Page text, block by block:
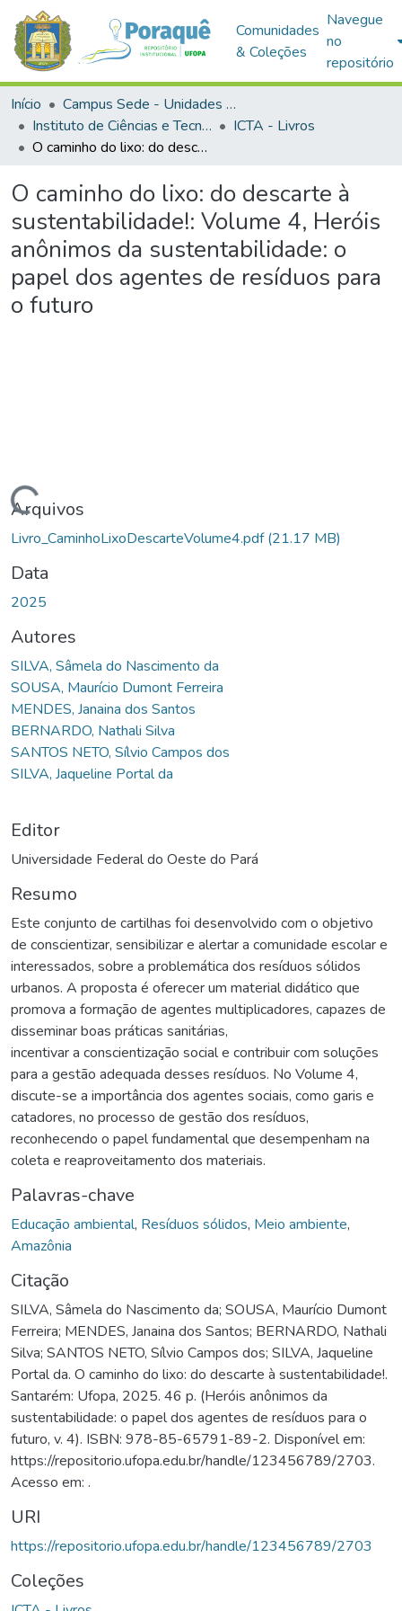
Comunidades
& Coleções
Navegue
no
repositório
Início
Campus Sede - Unidades Acadêmicas
Instituto de Ciências e Tecnologia das Águas
ICTA - Livros
O caminho do lixo: do descarte à sustentabilidade!: Volume 4, Heróis anônimos da sustentabilidade: o papel dos agentes de resíduos para o futuro
O caminho do lixo: do descarte à
sustentabilidade!: Volume 4, Heróis
anônimos da sustentabilidade: o
papel dos agentes de resíduos para
o futuro
Carregando...
Arquivos
Livro_CaminhoLixoDescarteVolume4.pdf(21.17 MB)
Data
2025
Autores
SILVA, Sâmela do Nascimento da
SOUSA, Maurício Dumont Ferreira
MENDES, Janaina dos Santos
BERNARDO, Nathali Silva
SANTOS NETO, Sílvio Campos dos
SILVA, Jaqueline Portal da
Editor
Universidade Federal do Oeste do Pará
Resumo
Este conjunto de cartilhas foi desenvolvido com o objetivo
de conscientizar, sensibilizar e alertar a comunidade escolar e
interessados, sobre a problemática dos resíduos sólidos
urbanos. A proposta é oferecer um material didático que
promova a formação de agentes multiplicadores, capazes de
disseminar boas práticas sanitárias,
incentivar a conscientização social e contribuir com soluções
para a gestão adequada desses resíduos. No Volume 4,
discute-se a importância dos agentes sociais, como garis e
catadores, no processo de gestão dos resíduos,
reconhecendo o papel fundamental que desempenham na
coleta e reaproveitamento dos materiais.
Palavras-chave
Educação ambiental, Resíduos sólidos, Meio ambiente,
Amazônia
Citação
SILVA, Sâmela do Nascimento da; SOUSA, Maurício Dumont
Ferreira; MENDES, Janaina dos Santos; BERNARDO, Nathali
Silva; SANTOS NETO, Sílvio Campos dos; SILVA, Jaqueline
Portal da. O caminho do lixo: do descarte à sustentabilidade!.
Santarém: Ufopa, 2025. 46 p. (Heróis anônimos da
sustentabilidade: o papel dos agentes de resíduos para o
futuro, v. 4). ISBN: 978-85-65791-89-2. Disponível em:
https://repositorio.ufopa.edu.br/handle/123456789/2703.
Acesso em: .
URI
https://repositorio.ufopa.edu.br/handle/123456789/2703
Coleções